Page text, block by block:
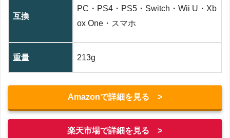
互換
‎PC・PS4・PS5・Switch・Wii U・Xb
ox One・スマホ
重量 ‎213g
Amazonで詳細を見る >
楽天市場で詳細を見る >